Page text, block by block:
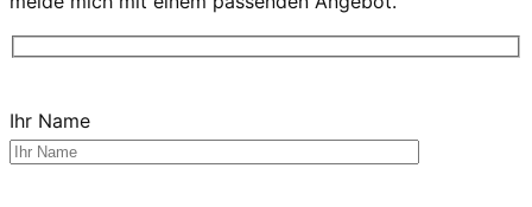
Ihr Name